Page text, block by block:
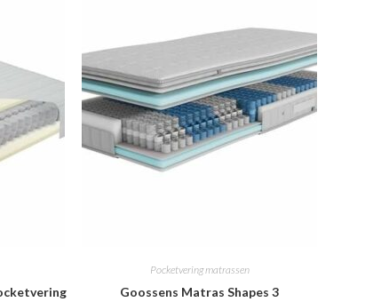
Pocketvering matrassen
Goossens Matras Shapes 3